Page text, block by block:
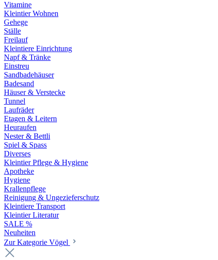
Vitamine
Kleintier Wohnen
Gehege
Ställe
Freilauf
Kleintiere Einrichtung
Napf & Tränke
Einstreu
Sandbadehäuser
Badesand
Häuser & Verstecke
Tunnel
Laufräder
Etagen & Leitern
Heuraufen
Nester & Bettli
Spiel & Spass
Diverses
Kleintier Pflege & Hygiene
Apotheke
Hygiene
Krallenpflege
Reinigung & Ungezieferschutz
Kleintiere Transport
Kleintier Literatur
SALE %
Neuheiten
Zur Kategorie Vögel